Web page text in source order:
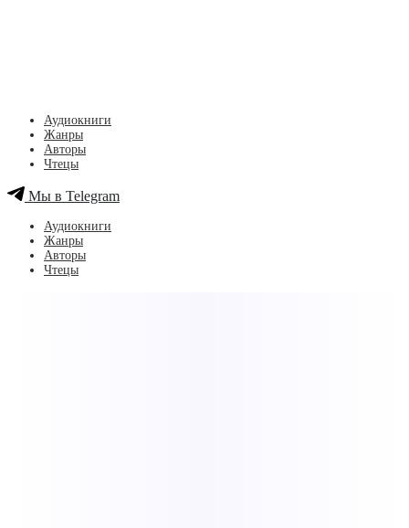
Аудиокниги
Жанры
Авторы
Чтецы
Мы в Telegram
Аудиокниги
Жанры
Авторы
Чтецы